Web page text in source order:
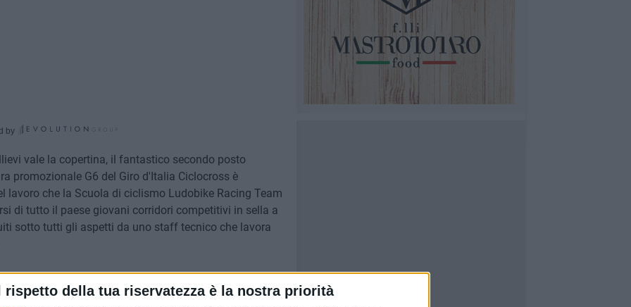
rispetto della tua riservatezza è la nostra priorità
by
vale la copertina, il fantastico secondo posto
promozionale G6 del Giro d'Italia Ciclocross è
lavoro che la Scuola di ciclismo Ludobike Racing Team
di tutto il paese giovani corridori competitivi in sella a
sotto tutti gli aspetti da uno staff tecnico che lavora
hanno brillato nel fango di Ferentino, centrando
pugliese. Prestazione di livello elevato rese